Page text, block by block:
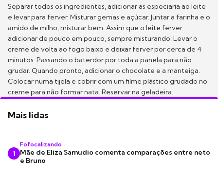
Separar todos os ingredientes, adicionar as especiaria ao leite
e levar para ferver. Misturar gemas e açúcar. Juntar a farinha e o
amido de milho, misturar bem. Assim que o leite ferver
adicionar de pouco em pouco, sempre misturando. Levar o
creme de volta ao fogo baixo e deixar ferver por cerca de 4
minutos. Passando o baterdor por toda a panela para não
grudar. Quando pronto, adicionar o chocolate e a manteiga.
Colocar numa tijela e cobrir com um filme plástico grudado no
creme para não formar nata. Reservar na geladeira.
Mais lidas
1
Fofocalizando
Mãe de Eliza Samudio comenta comparações entre neto
e Bruno